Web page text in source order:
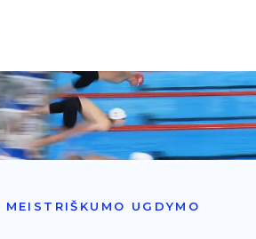
MEISTRIŠKUMO UGDYMO